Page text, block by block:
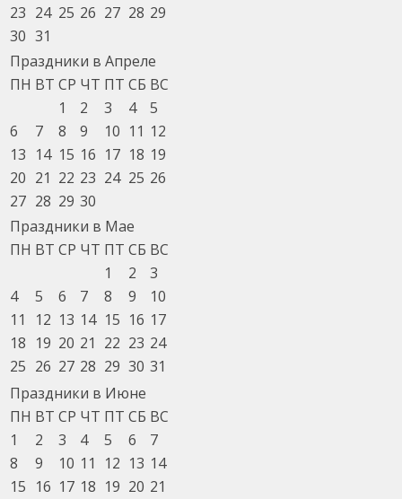
23 24 25 26 27 28 29
30 31
Праздники в Апреле
ПН ВТ СР ЧТ ПТ СБ ВС
1
2 3 4
5
6
7 8 9 10 11 12
13 14 15 16 17 18 19
20 21 22 23 24 25 26
27 28 29 30
Праздники в Мае
ПН ВТ СР ЧТ ПТ СБ ВС
1
2
3
4
5 6 7 8 9
10
11
12 13 14 15 16 17
18 19 20 21 22 23 24
25 26 27 28 29 30 31
Праздники в Июне
ПН ВТ СР ЧТ ПТ СБ ВС
1
2 3 4 5 6
7
8
9 10 11 12 13 14
15 16 17 18 19 20 21